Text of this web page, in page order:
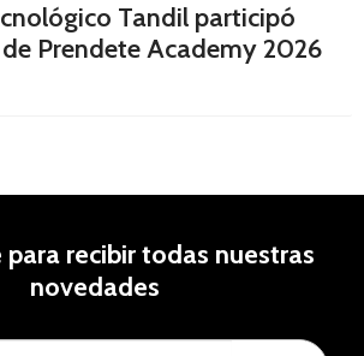
Tandil participó
Prendete Academy 2026
para recibir todas nuestras
novedades